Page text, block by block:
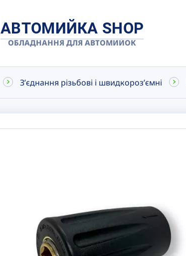
АВТОМИЙКА SHOP
ОБЛАДНАННЯ ДЛЯ АВТОМИЙОК
Зʼєднання різьбові і швидкорозʼємні